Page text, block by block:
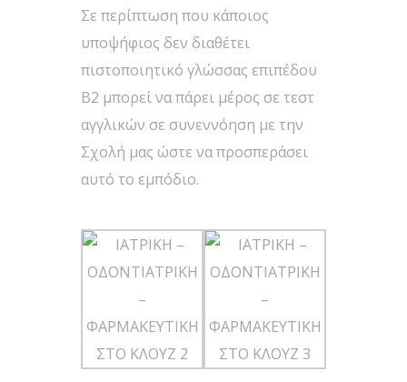
Σε περίπτωση που κάποιος
υποψήφιος δεν διαθέτει
πιστοποιητικό γλώσσας επιπέδου
Β2 μπορεί να πάρει μέρος σε τεστ
αγγλικών σε συνεννόηση με την
Σχολή μας ώστε να προσπεράσει
αυτό το εμπόδιο.